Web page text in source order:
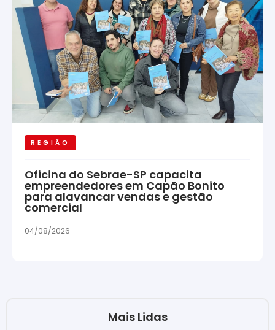
REGIÃO
Oficina do Sebrae-SP capacita
empreendedores em Capão Bonito
para alavancar vendas e gestão
comercial
04/08/2026
Mais Lidas